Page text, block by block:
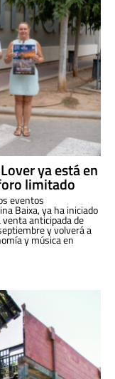
ya está en
limitado
eventos
Baixa, ya ha iniciado
anticipada de
y volverá a
y música en